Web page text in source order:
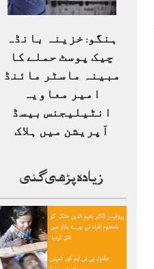
ہنگو: خزینہ بانڈہ
چیک پوسٹ حملے کا
مبینہ ماسٹر مائنڈ
امیر معاویہ
انٹیلیجنس بیسڈ
آپریشن میں ہلاک
زیادہ پڑھی گئی